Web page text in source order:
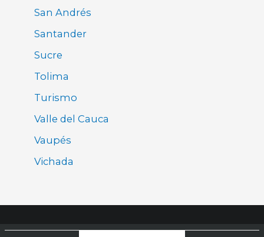
San Andrés
Santander
Sucre
Tolima
Turismo
Valle del Cauca
Vaupés
Vichada